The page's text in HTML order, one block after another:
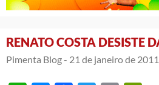
RENATO COSTA DESISTE
Pimenta Blog - 21 de janeiro de 2011